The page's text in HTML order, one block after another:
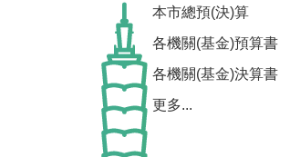
本市總預(決)算
各機關(基金)預算書
各機關(基金)決算書
更多...